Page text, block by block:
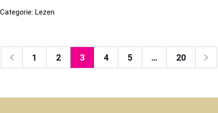
Categorie: Lezen
Vorige 1 2 3 4 5 … 20